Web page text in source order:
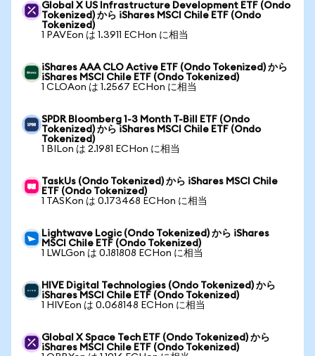
Global X US Infrastructure Development ETF (Ondo
Tokenized) から iShares MSCI Chile ETF (Ondo
Tokenized)
1 PAVEon は 1.3911 ECHon に相当
iShares AAA CLO Active ETF (Ondo Tokenized) から
iShares MSCI Chile ETF (Ondo Tokenized)
1 CLOAon は 1.2567 ECHon に相当
SPDR Bloomberg 1-3 Month T-Bill ETF (Ondo
Tokenized) から iShares MSCI Chile ETF (Ondo
Tokenized)
1 BILon は 2.1981 ECHon に相当
TaskUs (Ondo Tokenized) から iShares MSCI Chile
ETF (Ondo Tokenized)
1 TASKon は 0.173468 ECHon に相当
Lightwave Logic (Ondo Tokenized) から iShares
MSCI Chile ETF (Ondo Tokenized)
1 LWLGon は 0.181808 ECHon に相当
HIVE Digital Technologies (Ondo Tokenized) から
iShares MSCI Chile ETF (Ondo Tokenized)
1 HIVEon は 0.068148 ECHon に相当
Global X Space Tech ETF (Ondo Tokenized) から
iShares MSCI Chile ETF (Ondo Tokenized)